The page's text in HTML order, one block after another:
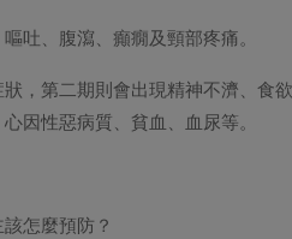
吐、腹瀉、癲癇及頸部疼痛。
，第二期則會出現精神不濟、食
因性惡病質、貧血、血尿等。
怎麼預防？